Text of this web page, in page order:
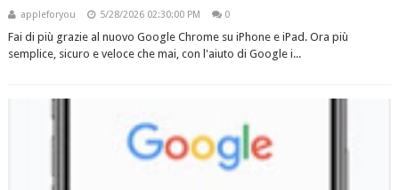
appleforyou 5/28/2026 02:30:00 PM 0
Fai di più grazie al nuovo Google Chrome su iPhone e iPad. Ora più
semplice, sicuro e veloce che mai, con l'aiuto di Google i...